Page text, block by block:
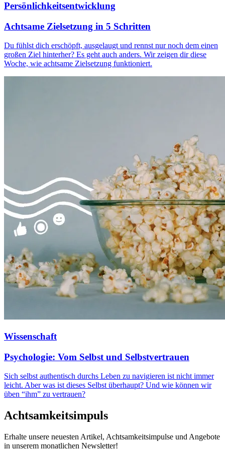
Persönlichkeitsentwicklung
Achtsame Zielsetzung in 5 Schritten
Du fühlst dich erschöpft, ausgelaugt und rennst nur noch dem einen
großen Ziel hinterher? Es geht auch anders. Wir zeigen dir diese
Woche, wie achtsame Zielsetzung funktioniert.
Wissenschaft
Psychologie: Vom Selbst und Selbstvertrauen
Sich selbst authentisch durchs Leben zu navigieren ist nicht immer
leicht. Aber was ist dieses Selbst überhaupt? Und wie können wir
üben “ihm” zu vertrauen?
Achtsamkeitsimpuls
Erhalte unsere neuesten Artikel, Achtsamkeitsimpulse und Angebote
in unserem monatlichen Newsletter!